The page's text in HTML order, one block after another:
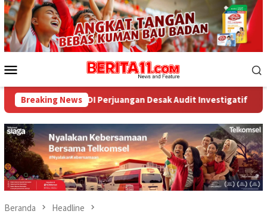
Loncat
ke
konten
Mobile
Breaking News
Perjuangan Desak Audit Investigatif WNA Asal Arab
Beranda Headline